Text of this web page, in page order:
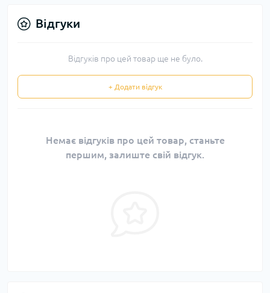
Відгуки
Відгуків про цей товар ще не було.
+ Додати відгук
Немає відгуків про цей товар, станьте
першим, залиште свій відгук.